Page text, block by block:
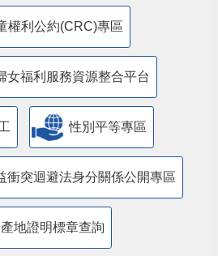
權利公約(CRC)專區
女福利服務資源整合平台
性別平等專區
衝突迴避法身分關係公開專區
產地證明標章查詢